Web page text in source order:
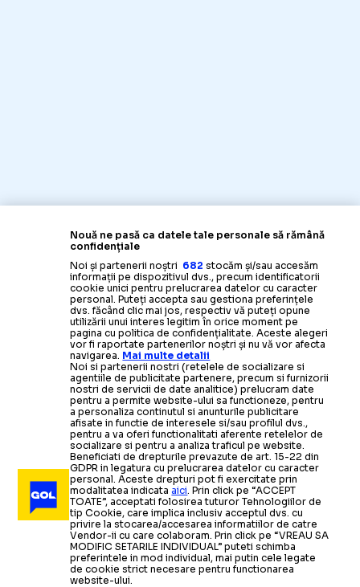
Nouă ne pasă ca datele tale personale să rămână
confidențiale
Noi și partenerii noștri 682 stocăm și/sau accesăm
informații pe dispozitivul dvs., precum identificatorii
cookie unici pentru prelucrarea datelor cu caracter
personal. Puteți accepta sau gestiona preferințele
dvs. făcând clic mai jos, respectiv vă puteți opune
utilizării unui interes legitim în orice moment pe
pagina cu politica de confidențialitate. Aceste alegeri
vor fi raportate partenerilor noștri și nu vă vor afecta
navigarea. Mai multe detalii
Noi si partenerii nostri (retelele de socializare si
agentiile de publicitate partenere, precum si furnizorii
nostri de servicii de date analitice) prelucram date
pentru a permite website-ului sa functioneze, pentru
a personaliza continutul si anunturile publicitare
afisate in functie de interesele si/sau profilul dvs.,
pentru a va oferi functionalitati aferente retelelor de
socializare si pentru a analiza traficul pe website.
Beneficiati de drepturile prevazute de art. 15-22 din
GDPR in legatura cu prelucrarea datelor cu caracter
personal. Aceste drepturi pot fi exercitate prin
modalitatea indicataaici. Prin click pe “ACCEPT
TOATE”, acceptati folosirea tuturor Tehnologiilor de
tip Cookie, care implica inclusiv acceptul dvs. cu
privire la stocarea/accesarea informatiilor de catre
Vendor-ii cu care colaboram. Prin click pe “VREAU SA
MODIFIC SETARILE INDIVIDUAL” puteti schimba
preferintele in mod individual, mai putin cele legate
de cookie strict necesare pentru functionarea
website-ului.